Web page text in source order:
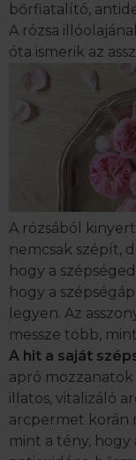
bőrfiatalító,
A rózsa
óta ismerik az
A rózsából
nemcsak szépít,
hogy a
hogy a
legyen. Az
messze több,
A hit a saját
apró
illatos, vitalizáló
arcpermet korán
mint a tény, hogy